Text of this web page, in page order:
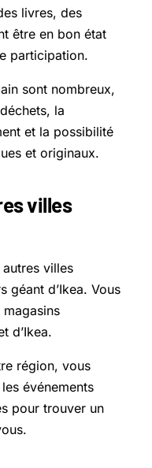
livres, des
être en bon état
participation.
sont nombreux,
la
et la possibilité
et originaux.
villes
autres villes
géant d’Ikea. Vous
d’Ikea.
région, vous
événements
pour trouver un